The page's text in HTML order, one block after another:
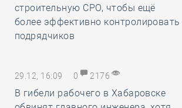
строительную СРО, чтобы ещё
более эффективно контролировать
подрядчиков
29.12, 16:09 0 2176
В гибели рабочего в Хабаровске